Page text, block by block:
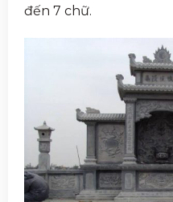
đến 7 chữ.